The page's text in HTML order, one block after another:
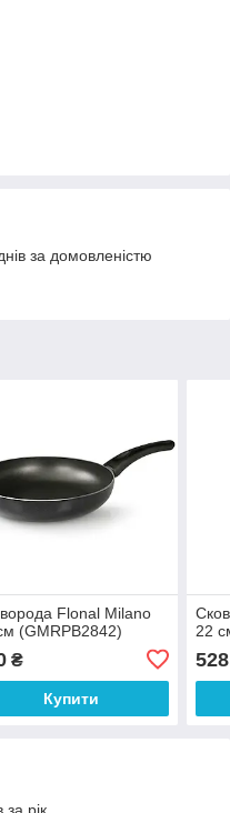
за домовленістю
Flonal Milano
(GMRPB2842)
₴
Купити
22
528